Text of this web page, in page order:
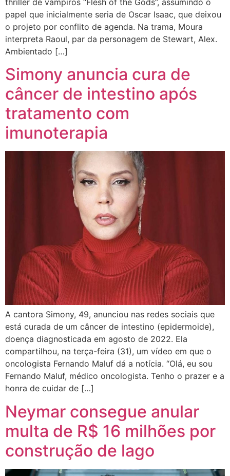
papel que inicialmente seria de Oscar Isaac, que deixou
o projeto por conflito de agenda. Na trama, Moura
interpreta Raoul, par da personagem de Stewart, Alex.
Ambientado […]
Simony anuncia cura de
câncer de intestino após
tratamento com
imunoterapia
A cantora Simony, 49, anunciou nas redes sociais que
está curada de um câncer de intestino (epidermoide),
doença diagnosticada em agosto de 2022. Ela
compartilhou, na terça-feira (31), um vídeo em que o
oncologista Fernando Maluf dá a notícia. “Olá, eu sou
Fernando Maluf, médico oncologista. Tenho o prazer e a
honra de cuidar de […]
Neymar consegue anular
multa de R$ 16 milhões por
construção de lago